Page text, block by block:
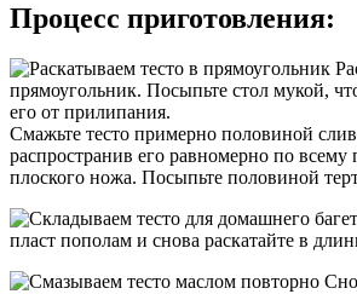
Процесс приготовления:
прямоугольник. Посыпьте стол мукой,
его от прилипания.
Смажьте тесто примерно половиной
распространив его равномерно по
плоского ножа. Посыпьте половиной
пласт пополам и снова раскатайте в